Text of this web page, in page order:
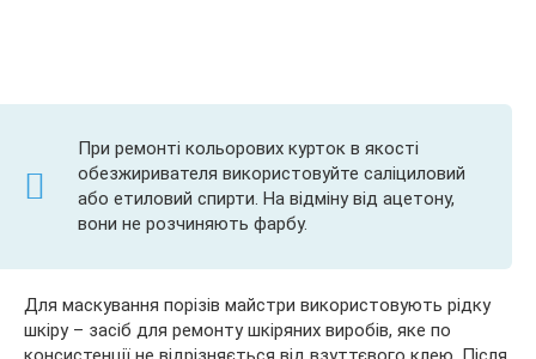
При ремонті кольорових курток в якості
обезжиривателя використовуйте саліциловий
або етиловий спирти. На відміну від ацетону,
вони не розчиняють фарбу.
Для маскування порізів майстри використовують рідку
шкіру – засіб для ремонту шкіряних виробів, яке по